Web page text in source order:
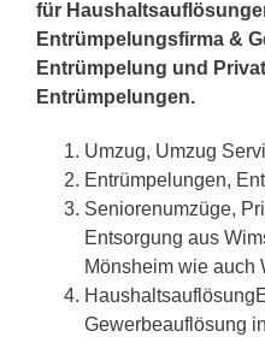
für
Entrümpelungsfirma &
Entrümpelung und
Entrümpelungen.
Umzug, Umzug
Entrümpelungen,
Seniorenumzüge,
Entsorgung aus
Mönsheim wie auch
Gewerbeauflösung